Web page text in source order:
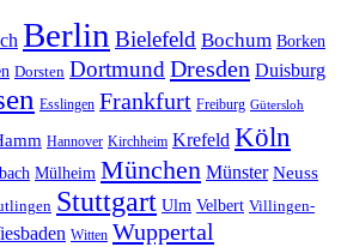
Berlin Bielefeld Bochum Borken
Dorsten DortmundDresden Duisburg
Esslingen Frankfurt Freiburg Gütersloh
Hannover Kirchheim Krefeld Köln
Mülheim München Münster Neuss
Stuttgart Ulm Velbert Villingen-
Witten Wuppertal